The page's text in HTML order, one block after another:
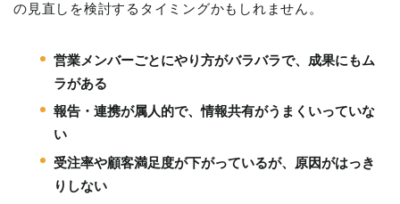
の見直しを検討するタイミングかもしれません。
営業メンバーごとにやり方がバラバラで、成果にもム
ラがある
報告・連携が属人的で、情報共有がうまくいっていな
い
受注率や顧客満足度が下がっているが、原因がはっき
りしない